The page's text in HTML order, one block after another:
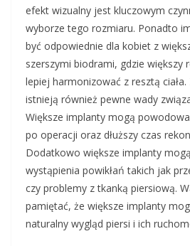
efekt wizualny jest kluczowym
wyborze tego rozmiaru. Ponadto
być odpowiednie dla kobiet z
szerszymi biodrami, gdzie większy
lepiej harmonizować z resztą
istnieją również pewne wady
Większe implanty mogą
po operacji oraz dłuższy czas
Dodatkowo większe implanty
wystąpienia powikłań takich jak
czy problemy z tkanką piersiową.
pamiętać, że większe implanty
naturalny wygląd piersi i ich